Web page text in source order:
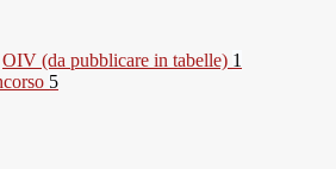
OIV (da pubblicare in tabelle) 1
5